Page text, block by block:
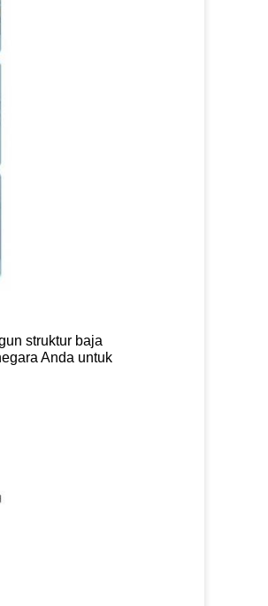
struktur baja
Anda untuk